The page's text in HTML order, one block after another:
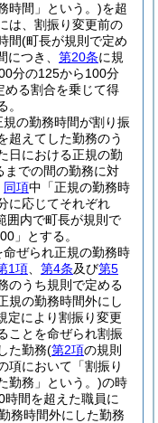
時間」という。)を超
は、割振り変更前の
間(町長が規則で定め
につき、 第20条に規
分の125から100分
める割合を乗じて得
の勤務時間が割り振
超えてした勤務のう
日における正規の勤
までの間の勤務に対
同項中「正規の勤務時
に応じてそれぞれ
囲内で町長が規則で
」とする。
ぜられ正規の勤務時
1項 第4条及び第5
のうち規則で定める
規の勤務時間外にし
定により割振り変更
ことを命ぜられ割振
た勤務(第2項の規則
項において「割振り
勤務」という。)の時
間を超えた職員に
務時間外にした勤務